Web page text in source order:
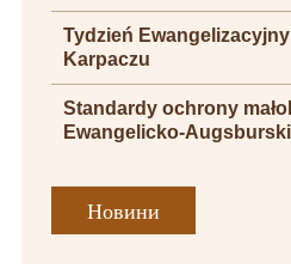
Tydzień
Karpaczu
Standardy ochrony
Ewangelicko-
Новини